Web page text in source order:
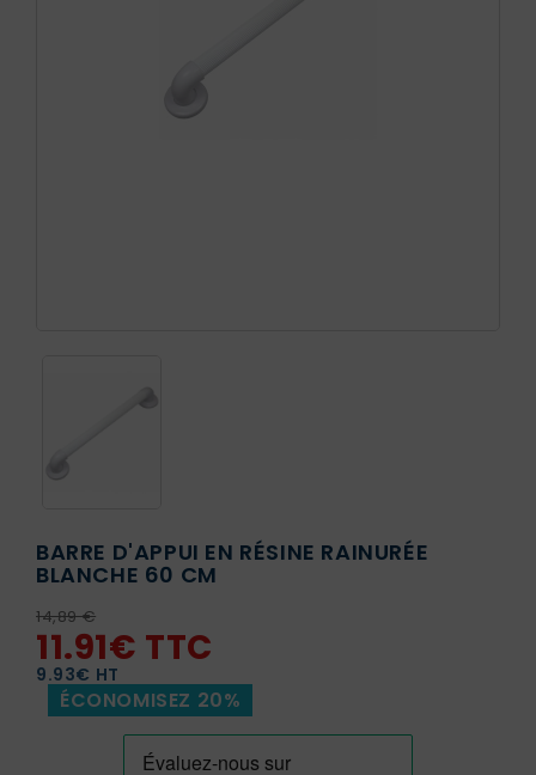
BARRE D'APPUI EN RÉSINE RAINURÉE
BLANCHE 60 CM
14,89 €
11.91€ TTC
9.93€ HT
ÉCONOMISEZ 20%